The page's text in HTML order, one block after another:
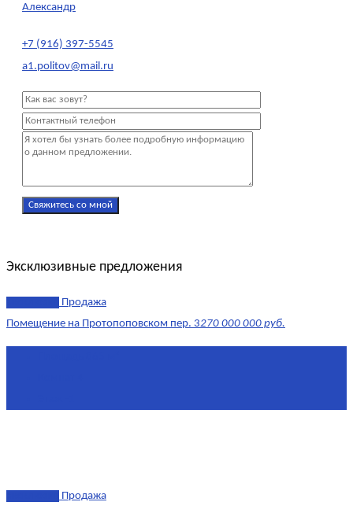
Александр
+7 (916) 397-5545
a1.politov@mail.ru
Эксклюзивные предложения
Продажа
Помещение на Протопоповском пер. 3270 000 000 руб.
Продажа